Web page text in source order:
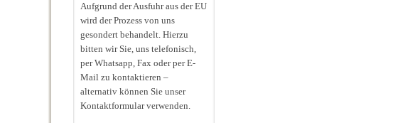
Aufgrund der Ausfuhr aus der EU
wird der Prozess von uns
gesondert behandelt. Hierzu
bitten wir Sie, uns telefonisch,
per Whatsapp, Fax oder per E-
Mail zu kontaktieren –
alternativ können Sie unser
Kontaktformular verwenden.